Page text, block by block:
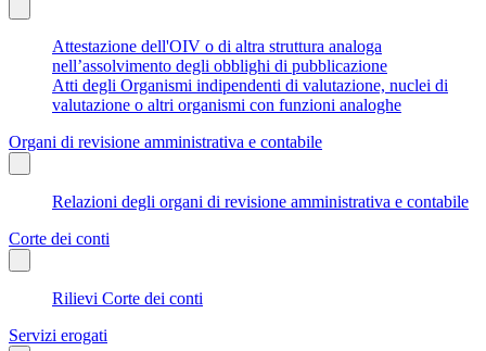
Attestazione dell'OIV o di altra struttura analoga
nell’assolvimento degli obblighi di pubblicazione
Atti degli Organismi indipendenti di valutazione, nuclei di
valutazione o altri organismi con funzioni analoghe
Organi di revisione amministrativa e contabile
Relazioni degli organi di revisione amministrativa e contabile
Corte dei conti
Rilievi Corte dei conti
Servizi erogati